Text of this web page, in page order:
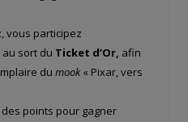
vous participez
sort du Ticket d’Or, afin
du mook« Pixar, vers
points pour gagner